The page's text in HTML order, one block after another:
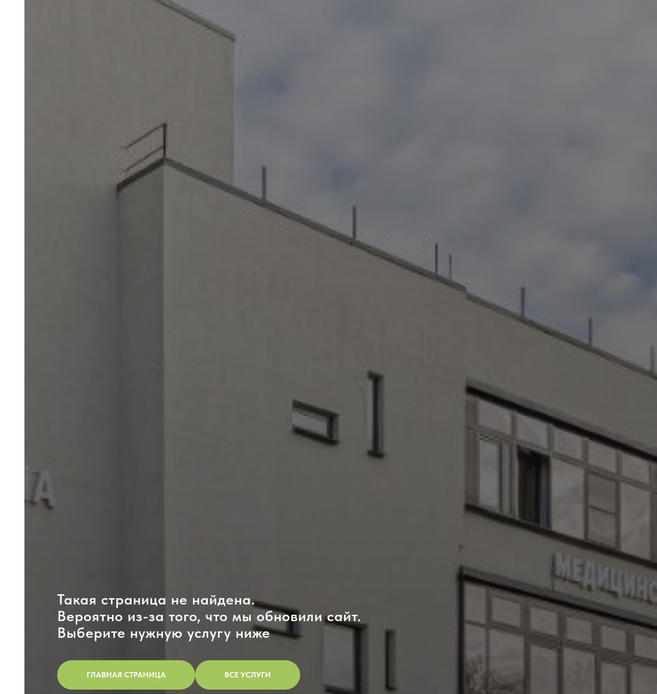
Такая страница не найдена.
Вероятно из-за того, что мы обновили сайт.
Выберите нужную услугу ниже
ГЛАВНАЯ СТРАНИЦА ВСЕ УСЛУГИ